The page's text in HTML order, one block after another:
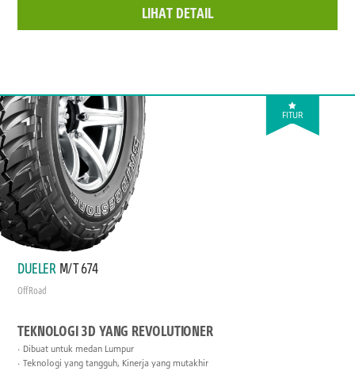
LIHAT DETAIL
FITUR
DUELER M/T 674
Off Road
TEKNOLOGI 3D YANG REVOLUTIONER
Dibuat untuk medan Lumpur
Teknologi yang tangguh, Kinerja yang mutakhir